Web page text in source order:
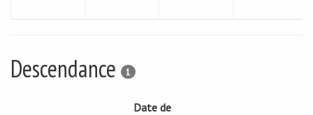
Descendance 1
Date de